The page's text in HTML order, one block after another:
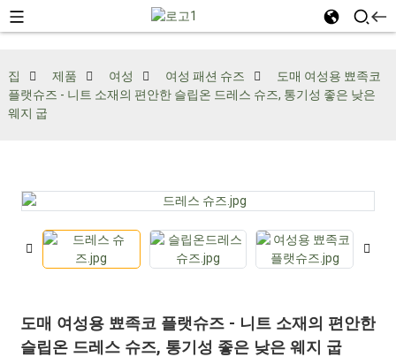
집 제품 여성 여성 패션 슈즈
도매 여성용 뾰족코
플랫슈즈 - 니트 소재의 편안한 슬립온 드레스 슈즈, 통기성 좋은 낮은
웨지 굽
도매 여성용 뾰족코 플랫슈즈 - 니트 소재의 편안한
슬립온 드레스 슈즈, 통기성 좋은 낮은 웨지 굽